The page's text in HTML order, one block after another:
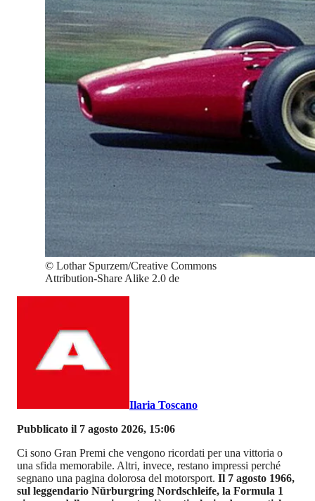
© Lothar Spurzem/Creative Commons
Attribution-Share Alike 2.0 de
Ilaria Toscano
Pubblicato il 7 agosto 2026, 15:06
Ci sono Gran Premi che vengono ricordati per una vittoria o
una sfida memorabile. Altri, invece, restano impressi perché
segnano una pagina dolorosa del motorsport. Il 7 agosto 1966,
sul leggendario Nürburgring Nordschleife, la Formula 1